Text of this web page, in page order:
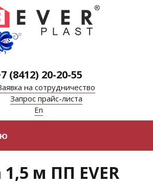
(8412) 20-20-55
на сотрудничество
Запрос прайс-листа
En
1,5 м ПП EVER